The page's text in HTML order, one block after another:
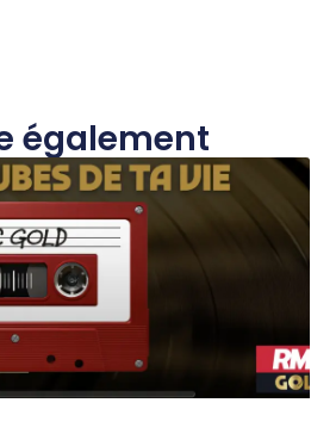
également